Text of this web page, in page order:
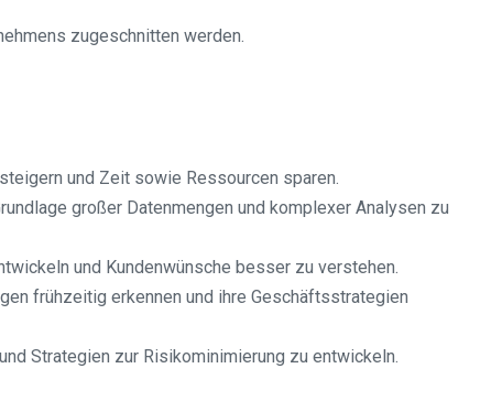
zugeschnitten werden.
und Zeit sowie Ressourcen sparen.
großer Datenmengen und komplexer Analysen zu
und Kundenwünsche besser zu verstehen.
frühzeitig erkennen und ihre Geschäftsstrategien
Strategien zur Risikominimierung zu entwickeln.